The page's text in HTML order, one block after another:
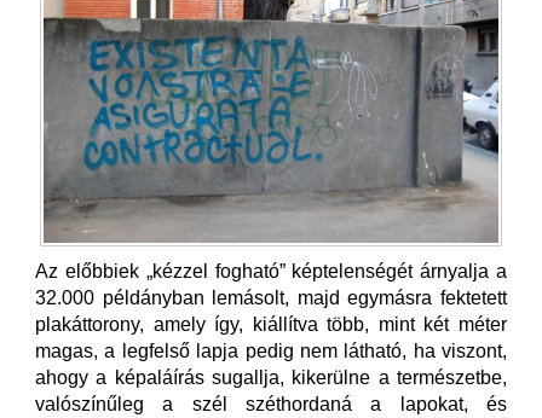
Az előbbiek „kézzel fogható” képtelenségét árnyalja a
32.000 példányban lemásolt, majd egymásra fektetett
plakáttorony, amely így, kiállítva több, mint két méter
magas, a legfelső lapja pedig nem látható, ha viszont,
ahogy a képaláírás sugallja, kikerülne a természetbe,
valószínűleg a szél széthordaná a lapokat, és